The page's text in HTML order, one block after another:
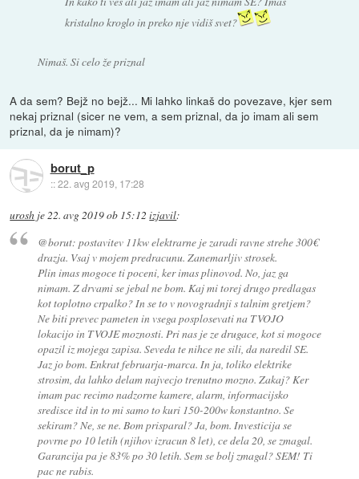
kristalno kroglo in preko nje vidiš svet?
Nimaš. Si celo že priznal
A da sem? Bejž no bejž... Mi lahko linkaš do povezave, kjer sem
nekaj priznal (sicer ne vem, a sem priznal, da jo imam ali sem
priznal, da je nimam)?
borut_p
::22. avg 2019, 17:28
urosh je22. avg 2019 ob 15:12 izjavil:
@borut: postavitev 11kw elektrarne je zaradi ravne strehe 300€
drazja. Vsaj v mojem predracunu. Zanemarljiv strosek.
Plin imas mogoce ti poceni, ker imas plinovod. No, jaz ga
nimam. Z drvami se jebal ne bom. Kaj mi torej drugo predlagas
kot toplotno crpalko? In se to v novogradnji s talnim gretjem?
Ne biti prevec pameten in vsega posplosevati na TVOJO
lokacijo in TVOJE moznosti. Pri nas je ze drugace, kot si mogoce
opazil iz mojega zapisa. Seveda te nihce ne sili, da naredil SE.
Jaz jo bom. Enkrat februarja-marca. In ja, toliko elektrike
strosim, da lahko delam najvecjo trenutno mozno. Zakaj? Ker
imam pac recimo nadzorne kamere, alarm, informacijsko
sredisce itd in to mi samo to kuri 150-200w konstantno. Se
sekiram? Ne, se ne. Bom prisparal? Ja, bom. Investicija se
povrne po 10 letih (njihov izracun 8 let), ce dela 20, se zmagal.
Garancija pa je 83% po 30 letih. Sem se bolj zmagal? SEM! Ti
pac ne rabis.